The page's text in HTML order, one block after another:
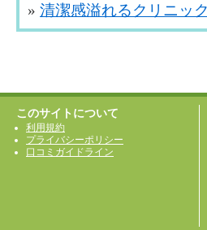
» 清潔感溢れるクリニック
このサイトについて
利用規約
プライバシーポリシー
口コミガイドライン